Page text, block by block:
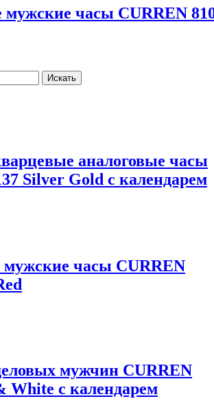
часы CURREN
аналоговые часы
Silver Gold с календарем
часы CURREN
мужчин CURREN
White с календарем